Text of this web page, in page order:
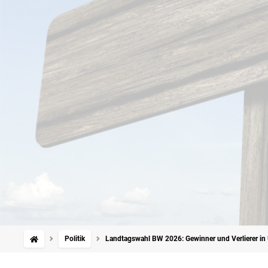
Politik Landtagswahl BW 2026: Gewinner und Verlierer in